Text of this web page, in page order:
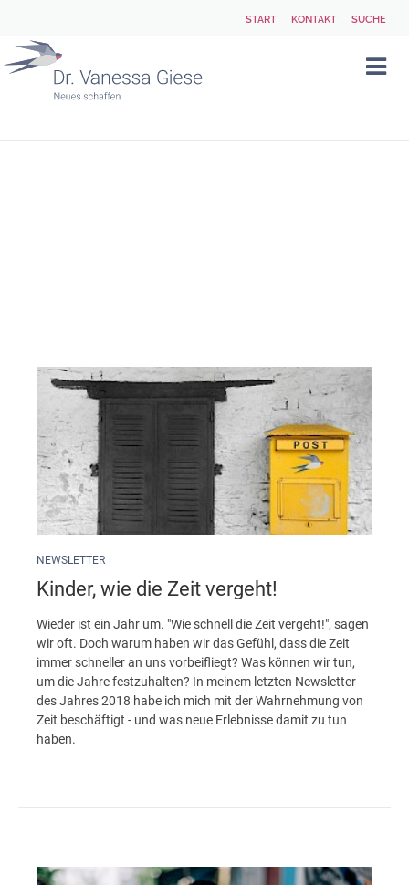
START KONTAKT SUCHE
NEWSLETTER
Kinder, wie die Zeit vergeht!
Wieder ist ein Jahr um. "Wie schnell die Zeit vergeht!", sagen
wir oft. Doch warum haben wir das Gefühl, dass die Zeit
immer schneller an uns vorbeifliegt? Was können wir tun,
um die Jahre festzuhalten? In meinem letzten Newsletter
des Jahres 2018 habe ich mich mit der Wahrnehmung von
Zeit beschäftigt - und was neue Erlebnisse damit zu tun
haben.